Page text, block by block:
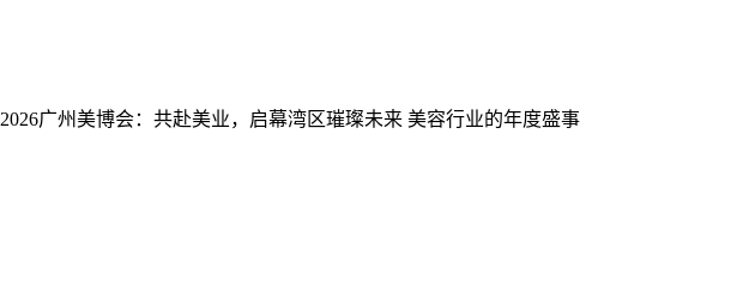
广州美博会：共赴美业，启幕湾区璀璨未来 美容行业的年度盛事